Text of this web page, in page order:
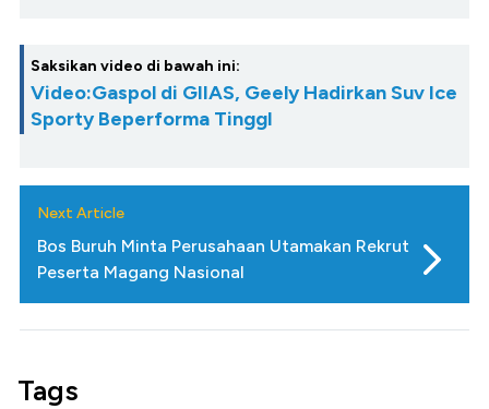
Saksikan video di bawah ini:
Video:Gaspol di GIIAS, Geely Hadirkan Suv Ice
Sporty Beperforma TinggI
Next Article
Bos Buruh Minta Perusahaan Utamakan Rekrut
Peserta Magang Nasional
Tags